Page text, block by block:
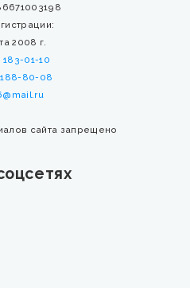
2008 г.
183-01-10
188-80-08
сайта запрещено